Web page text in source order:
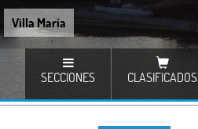
Villa María
SECCIONES CLASIFICADOS